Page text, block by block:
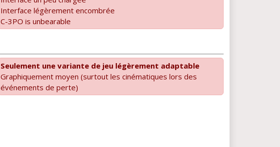
Interface légèrement encombrée
C-3PO is unbearable
Seulement une variante de jeu légèrement adaptable
Graphiquement moyen (surtout les cinématiques lors des
événements de perte)